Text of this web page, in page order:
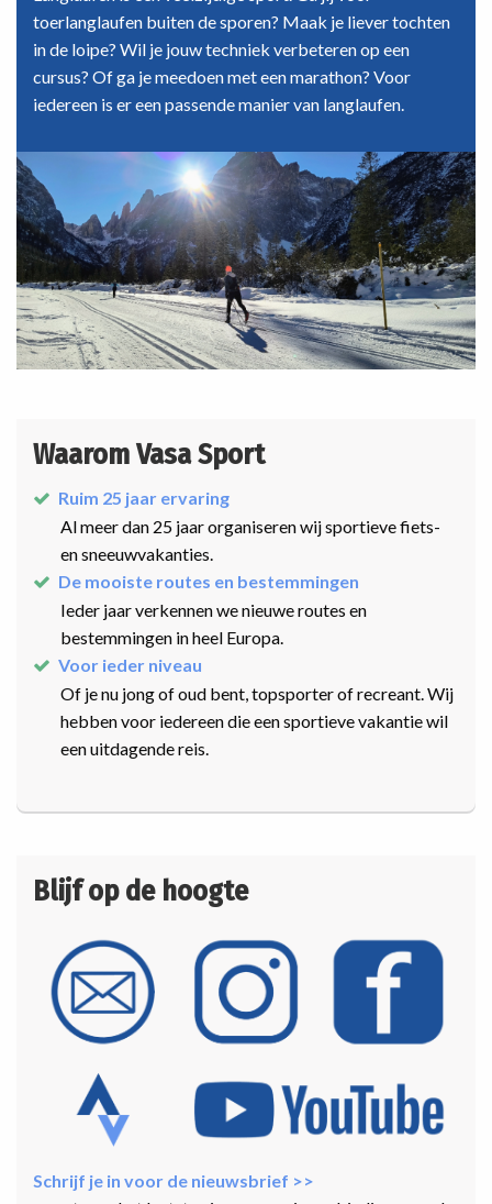
toerlanglaufen buiten de sporen? Maak je liever tochten
in de loipe? Wil je jouw techniek verbeteren op een
cursus? Of ga je meedoen met een marathon? Voor
iedereen is er een passende manier van langlaufen.
Waarom Vasa Sport
Ruim 25 jaar ervaring
Al meer dan 25 jaar organiseren wij sportieve fiets-
en sneeuwvakanties.
De mooiste routes en bestemmingen
Ieder jaar verkennen we nieuwe routes en
bestemmingen in heel Europa.
Voor ieder niveau
Of je nu jong of oud bent, topsporter of recreant. Wij
hebben voor iedereen die een sportieve vakantie wil
een uitdagende reis.
Blijf op de hoogte
Schrijf je in voor de nieuwsbrief >>